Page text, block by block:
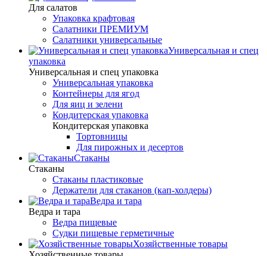
Для салатов
Упаковка крафтовая
Салатники ПРЕМИУМ
Салатники универсальные
Универсальная и спец
упаковка
Универсальная и спец упаковка
Универсальная упаковка
Контейнеры для ягод
Для яиц и зелени
Кондитерская упаковка
Кондитерская упаковка
Тортовницы
Для пирожных и десертов
Стаканы
Стаканы
Стаканы пластиковые
Держатели для стаканов (кап-холдеры)
Ведра и тара
Ведра и тара
Ведра пищевые
Судки пищевые герметичные
Хозяйственные товары